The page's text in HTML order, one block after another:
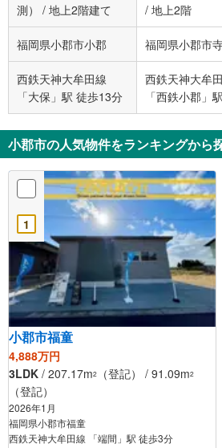
測）
/ 地上2階建て
/ 地上2階
福岡県小郡市小郡 福岡県小郡市
西鉄天神大牟田線
「大保」駅 徒歩13分
西鉄天神大牟
「西鉄小郡」
15分
小郡市の人気物件をランキングから
1
小郡市福童
4,888万円
3LDK / 207.17m2 （登記） / 91.09m2
（登記）
2026年1月
福岡県小郡市福童
西鉄天神大牟田線 「端間」駅 徒歩3分